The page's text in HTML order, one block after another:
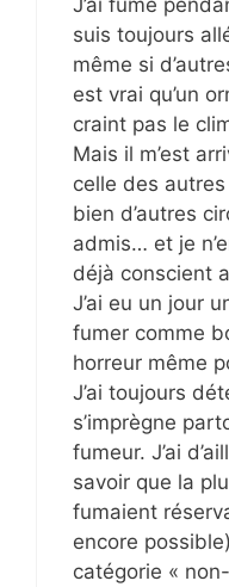
J’ai fumé
suis toujours
même si
est vrai qu’un
craint pas le
Mais il m’est
celle des
bien d’autres
admis… et je
déjà conscient
J’ai eu un jour
fumer comme
horreur même
J’ai toujours
s’imprègne
fumeur. J’ai
savoir que la
fumaient
encore
catégorie «